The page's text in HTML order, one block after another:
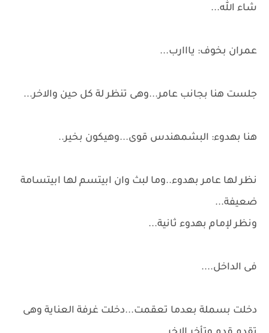
شاء الله...
عمران بخوف: يااارب...
جلست هنا بجانب عامر...وهى تنظر لة كل حين والاخر...
هنا بهدوء: البشمهندس قوى...وهيكون بخير..
نظر لها عامر بهدوء..وما لبث وان ابيتسم لها ابيتسامة
ضعيفة...
ونظر لإمام بهدوء ثانية...
فى الداخل....
دخلت بسملة بعدما تعقمت...دخلت غرفة العناية وهى